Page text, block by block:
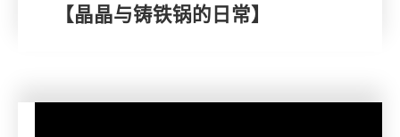
【晶晶与铸铁锅的日常】